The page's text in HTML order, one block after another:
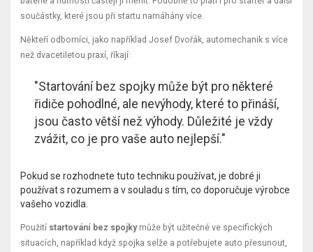
součástky, které jsou při startu namáhány více.
Někteří odborníci, jako například Josef Dvořák, automechanik s více
než dvacetiletou praxí, říkají:
"Startování bez spojky může být pro některé
řidiče pohodlné, ale nevýhody, které to přináší,
jsou často větší než výhody. Důležité je vždy
zvážit, co je pro vaše auto nejlepší."
Pokud se rozhodnete tuto techniku používat, je dobré ji
používat s rozumem a v souladu s tím, co doporučuje výrobce
vašeho vozidla.
Použití startování bez spojkymůže být užitečné ve specifických
situacích, například když spojka selže a potřebujete auto přesunout,